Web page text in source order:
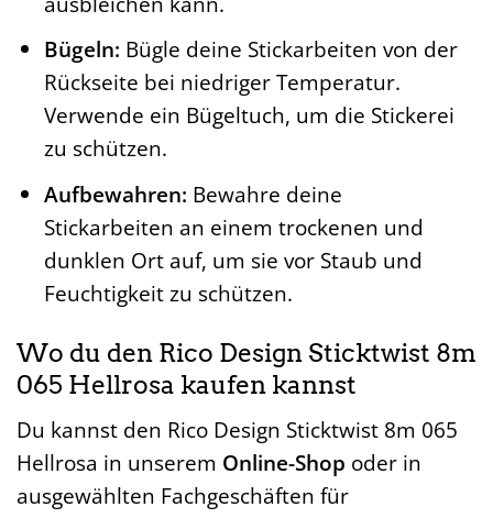
Bügeln: Bügle deine Stickarbeiten von der
Rückseite bei niedriger Temperatur.
Verwende ein Bügeltuch, um die Stickerei
zu schützen.
Aufbewahren: Bewahre deine
Stickarbeiten an einem trockenen und
dunklen Ort auf, um sie vor Staub und
Feuchtigkeit zu schützen.
Wo du den Rico Design Sticktwist 8m
065 Hellrosa kaufen kannst
Du kannst den Rico Design Sticktwist 8m 065
Hellrosa in unserem Online-Shop oder in
ausgewählten Fachgeschäften für